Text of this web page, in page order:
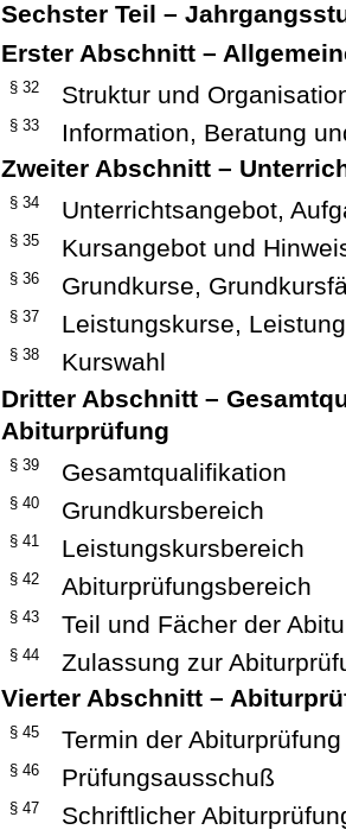
Sechster Teil –
Erster Abschnitt –
§ 32 Struktur und
§ 33
Information, Beratung
Zweiter Abschnitt –
§ 34 Unterrichtsangebot,
§ 35 Kursangebot und
§ 36 Grundkurse,
§ 37 Leistungskurse,
§ 38
Kurswahl
Dritter Abschnitt –
Abiturprüfung
§ 39 Gesamtqualifikation
§ 40 Grundkursbereich
§ 41 Leistungskursbereich
§ 42 Abiturprüfungsbereich
§ 43 Teil und Fächer der
§ 44
Zulassung zur
Vierter Abschnitt –
§ 45 Termin der Abiturprüfung
§ 46 Prüfungsausschuß
§ 47 Schriftlicher